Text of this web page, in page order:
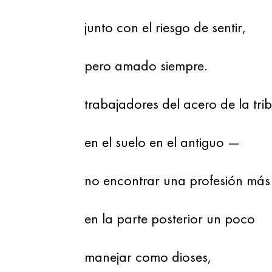
junto con el riesgo de sentir,
pero amado siempre.
trabajadores del acero de la
en el suelo en el antiguo —
no encontrar una profesión
en la parte posterior un poco
manejar como dioses,